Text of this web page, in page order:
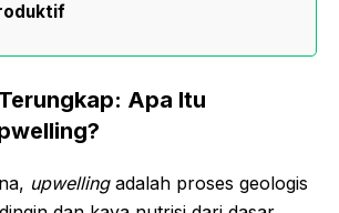
Apa Itu
upwellingadalah proses geologis